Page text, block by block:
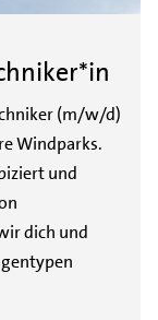
(m/w/d)
Windparks.
und
dich und